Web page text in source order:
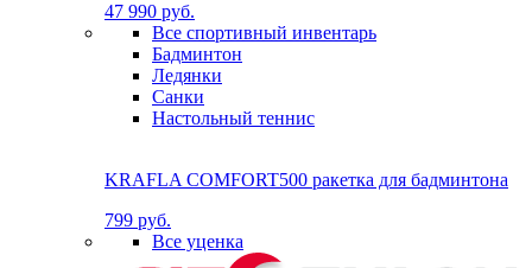
47 990 руб.
Все спортивный инвентарь
Бадминтон
Ледянки
Санки
Настольный теннис
KRAFLA COMFORT500 ракетка для бадминтона
799 руб.
Все уценка